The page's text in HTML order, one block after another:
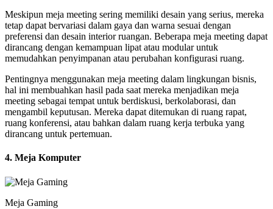
Meskipun meja meeting sering memiliki desain yang serius, mereka
tetap dapat bervariasi dalam gaya dan warna sesuai dengan
preferensi dan desain interior ruangan. Beberapa meja meeting dapat
dirancang dengan kemampuan lipat atau modular untuk
memudahkan penyimpanan atau perubahan konfigurasi ruang.
Pentingnya menggunakan meja meeting dalam lingkungan bisnis,
hal ini membuahkan hasil pada saat mereka menjadikan meja
meeting sebagai tempat untuk berdiskusi, berkolaborasi, dan
mengambil keputusan. Mereka dapat ditemukan di ruang rapat,
ruang konferensi, atau bahkan dalam ruang kerja terbuka yang
dirancang untuk pertemuan.
4. Meja Komputer
Meja Gaming